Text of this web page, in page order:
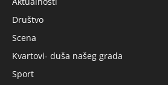
Društvo
Scena
Kvartovi- duša našeg grada
Sport